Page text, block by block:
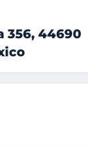
356, 44690